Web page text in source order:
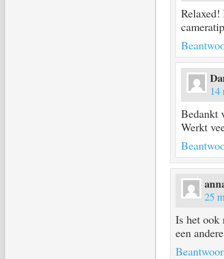
14
Bedankt
Werkt
25
Is het ook
een